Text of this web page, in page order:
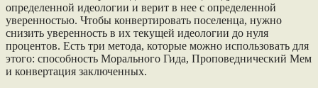
определенной идеологии и верит в нее с определенной
уверенностью. Чтобы конвертировать поселенца, нужно
снизить уверенность в их текущей идеологии до нуля
процентов. Есть три метода, которые можно использовать для
этого: способность Морального Гида, Проповеднический Мем
и конвертация заключенных.